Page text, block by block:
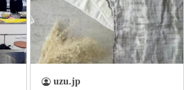
ら
くださいね📩 お祭りに来
られない方も、 オンラインで
一緒に夏祭り気分を楽しみま
しょう🏮🌿
uzu.jp